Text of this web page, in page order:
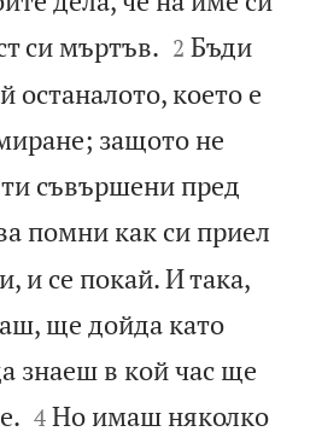
си мъртъв. 

2 Бъди
останалото, което е
защото не
съвършени пред
помни как си приел
и се покай. И така,
ще дойда като
знаеш в кой час ще


4 Но имаш няколко